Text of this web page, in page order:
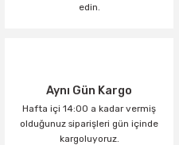
edin.
Aynı Gün Kargo
Hafta içi 14:00 a kadar vermiş
olduğunuz siparişleri gün içinde
kargoluyoruz.